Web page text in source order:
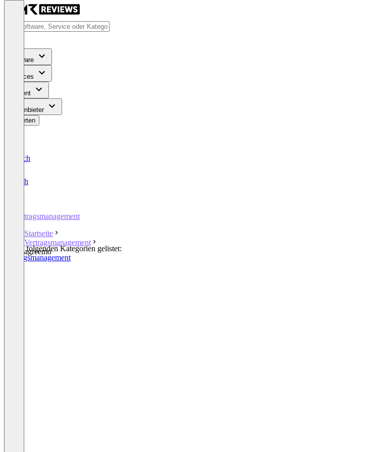
Software
Services
Content
Für Anbieter
Bewerten
Deutsch
English
Vertragsmanagement
Startseite
Vertragsmanagement
agreemo
In den folgenden Kategorien gelistet:
Vertragsmanagement